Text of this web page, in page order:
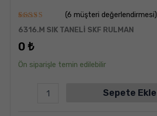
6müşteri
puanına
5
5.00
puan
aldı
(6 müşteri değerlendirmesi)
6316.M SIK TANELİ SKF RULMAN
0 ₺
Ön siparişle temin edilebilir
Sepete Ekle